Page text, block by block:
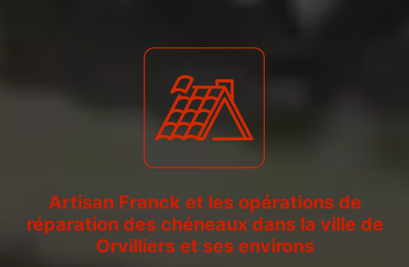
Artisan Franck et les opérations de
réparation des chéneaux dans la ville de
Orvilliers et ses environs